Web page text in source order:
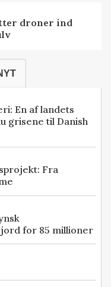
droner ind
En af landets
grisene til Danish
Fra
for 85 millioner